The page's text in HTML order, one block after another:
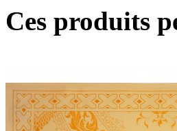
Ces produits